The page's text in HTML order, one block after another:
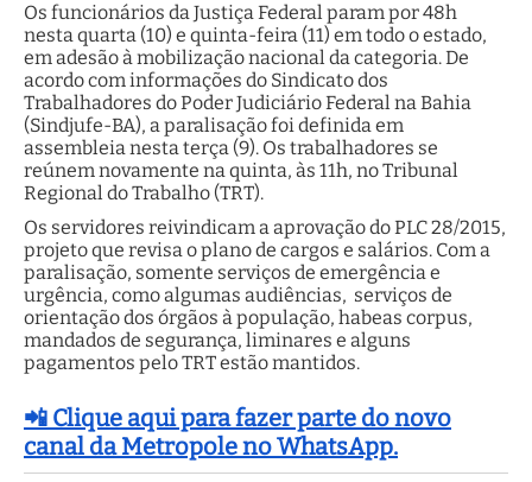
Os funcionários da Justiça Federal param por 48h
nesta quarta (10) e quinta-feira (11) em todo o estado,
em adesão à mobilização nacional da categoria. De
acordo com informações do Sindicato dos
Trabalhadores do Poder Judiciário Federal na Bahia
(Sindjufe-BA), a paralisação foi definida em
assembleia nesta terça (9). Os trabalhadores se
reúnem novamente na quinta, às 11h, no Tribunal
Regional do Trabalho (TRT).
Os servidores reivindicam a aprovação do PLC 28/2015,
projeto que revisa o plano de cargos e salários. Com a
paralisação, somente serviços de emergência e
urgência, como algumas audiências, serviços de
orientação dos órgãos à população, habeas corpus,
mandados de segurança, liminares e alguns
pagamentos pelo TRT estão mantidos.
📲 Clique aqui para fazer parte do novo
canal da Metropole no WhatsApp.